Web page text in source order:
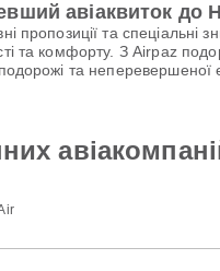
авіаквиток до
пропозиції та
та комфорту. З Airpaz
та неперевершеної